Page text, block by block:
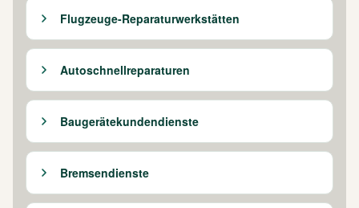
Flugzeuge-Reparaturwerkstätten
Autoschnellreparaturen
Baugerätekundendienste
Bremsendienste